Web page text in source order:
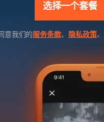
选择一个套餐
意我们的服务条款、 隐私政策、